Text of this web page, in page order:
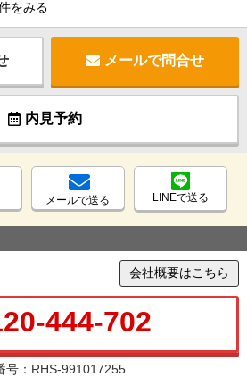
をみる
メールで問合せ
内見予約
メールで送る LINEで送る
会社概要はこちら
444-702
号：RHS-991017255